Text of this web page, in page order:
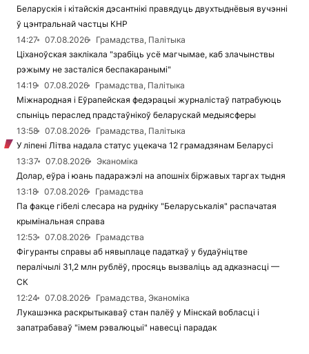
Беларускія і кітайскія дэсантнікі правядуць двухтыднёвыя вучэнні
ў цэнтральнай частцы КНР
14:27
07.08.2026
Грамадства, Палітыка
Ціханоўская заклікала "зрабіць усё магчымае, каб злачынствы
рэжыму не засталіся беспакаранымі"
14:19
07.08.2026
Грамадства, Палітыка
Міжнародная і Еўрапейская федэрацыі журналістаў патрабуюць
спыніць пераслед прадстаўнікоў беларускай медыясферы
13:58
07.08.2026
Грамадства, Палітыка
У ліпені Літва надала статус уцекача 12 грамадзянам Беларусі
13:37
07.08.2026
Эканоміка
Долар, еўра і юань падаражэлі на апошніх біржавых таргах тыдня
13:18
07.08.2026
Грамадства
Па факце гібелі слесара на рудніку "Беларуськалія" распачатая
крымінальная справа
12:53
07.08.2026
Грамадства
Фігуранты справы аб нявыплаце падаткаў у будаўніцтве
пералічылі 31,2 млн рублёў, просяць вызваліць ад адказнасці —
СК
12:24
07.08.2026
Грамадства, Эканоміка
Лукашэнка раскрытыкаваў стан палёў у Мінскай вобласці і
запатрабаваў "імем рэвалюцыі" навесці парадак